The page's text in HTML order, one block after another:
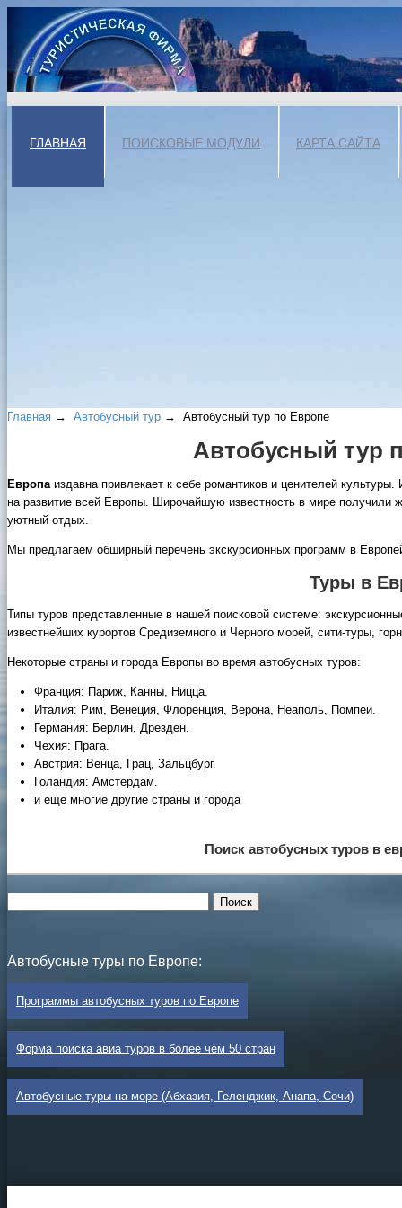
ГЛАВНАЯ ПОИСКОВЫЕ МОДУЛИ КАРТА САЙТА
Главная → Автобусный тур → Автобусный тур по Европе
Автобусный тур
Европа издавна привлекает к себе романтиков и ценителей
на развитие всей Европы. Широчайшую известность в мире получили
уютный отдых.
Мы предлагаем обширный перечень экскурсионных программ в
Туры в
Типы туров представленные в нашей поисковой системе:
известнейших курортов Средиземного и Черного морей, сити-туры,
Некоторые страны и города Европы во время автобусных туров:
Франция: Париж, Канны, Ницца.
Италия: Рим, Венеция, Флоренция, Верона, Неаполь, Помпеи.
Германия: Берлин, Дрезден.
Чехия: Прага.
Австрия: Венца, Грац, Зальцбург.
Голандия: Амстердам.
и еще многие другие страны и города
Поиск автобусных туров в
Автобусные туры по Европе:
Программы автобусных туров по Европе
Форма поиска авиа туров в более чем 50 стран
Автобусные туры на море (Абхазия, Геленджик, Анапа, Сочи)